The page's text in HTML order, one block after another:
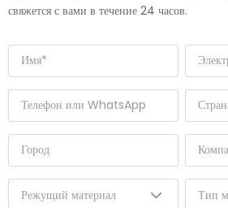
свяжется с вами в течение 24 часов.